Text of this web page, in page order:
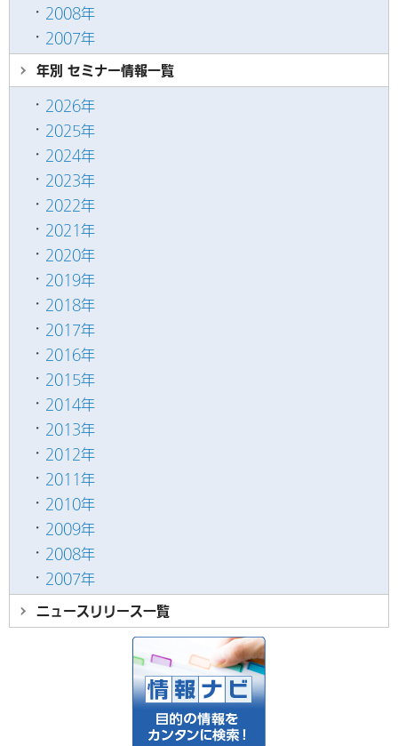
2008年
2007年
年別 セミナー情報一覧
2026年
2025年
2024年
2023年
2022年
2021年
2020年
2019年
2018年
2017年
2016年
2015年
2014年
2013年
2012年
2011年
2010年
2009年
2008年
2007年
ニュースリリース一覧